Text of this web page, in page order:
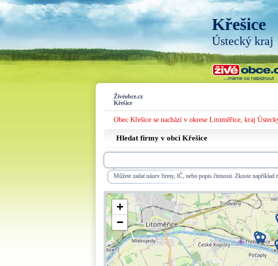
Křešice
Ústecký kraj
Živéobce.cz
Křešice
Obec Křešice se nachází v okrese Litoměřice, kraj
Hledat firmy v obci Křešice
Můžete zadat název firmy, IČ, nebo popis činnosti. Zkuste například
+
−